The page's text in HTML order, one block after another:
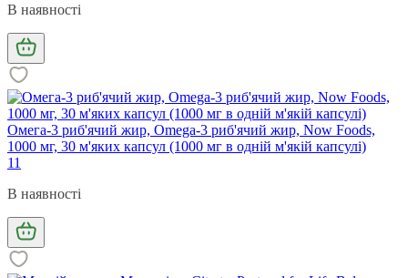
В наявності
Омега-3 риб'ячий жир, Omega-3 риб'ячий жир, Now Foods,
1000 мг, 30 м'яких капсул (1000 мг в одній м'якій капсулі)
11
В наявності